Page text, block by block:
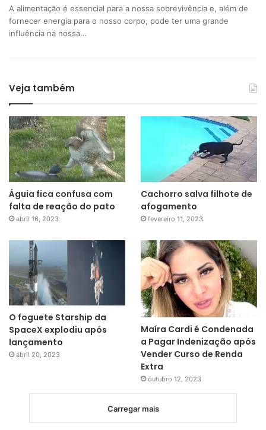
A alimentação é essencial para a nossa sobrevivência e, além de
fornecer energia para o nosso corpo, pode ter uma grande
influência na nossa…
Veja também
Águia fica confusa com
falta de reação do pato
abril 16, 2023
Cachorro salva filhote de
afogamento
fevereiro 11, 2023
O foguete Starship da
SpaceX explodiu após
lançamento
abril 20, 2023
Maíra Cardi é Condenada
a Pagar Indenização após
Vender Curso de Renda
Extra
outubro 12, 2023
Carregar mais